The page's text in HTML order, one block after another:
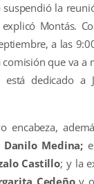
suspendió la
Montás.
a las
comisión que va a
dedicado a
encabeza,
Medina;
Castillo; y la
Cedeñoy